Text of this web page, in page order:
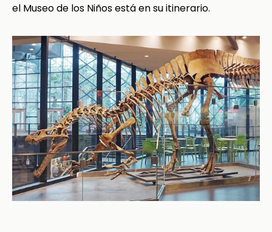
el Museo de los Niños está en su itinerario.